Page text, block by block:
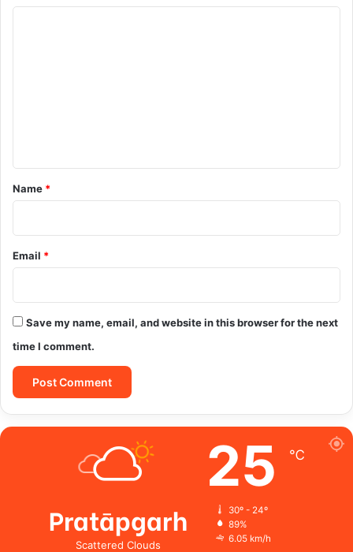
*
Name *
Email *
Save my name, email, and website in this browser for the next
time I comment.
Pratāpgarh
Scattered Clouds
25 ℃
30º - 24º
89%
6.05 km/h